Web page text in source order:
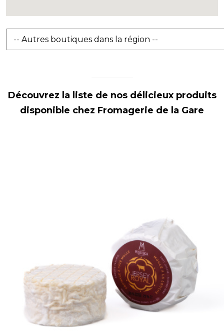
Découvrez la liste de nos délicieux produits
disponible chez Fromagerie de la Gare